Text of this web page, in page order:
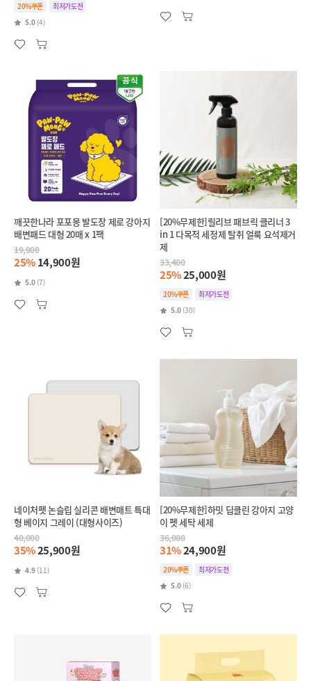
20%쿠폰
최저가도전
5.0 (4)
깨끗한나라 포포몽 발도장 제로 강아지
배변패드 대형 20매 x 1팩
19,900
25%14,900원
5.0 (7)
[20%무제한]릴리브 패브릭 클리너 3
in 1 다목적 세정제 탈취 얼룩 요석제거
제
33,400
25%25,000원
20%쿠폰
최저가도전
5.0 (30)
네이처펫 논슬립 실리콘 배변매트 특대
형 베이지 그레이 (대형사이즈)
40,000
35%25,900원
4.9 (11)
[20%무제한]하밋 딥클린 강아지 고양
이 펫 세탁 세제
36,000
31%24,900원
20%쿠폰
최저가도전
5.0 (6)